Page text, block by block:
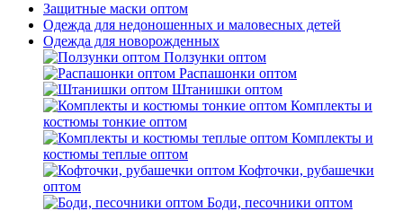
Защитные маски оптом
Одежда для недоношенных и маловесных детей
Одежда для новорожденных
Ползунки оптом
Распашонки оптом
Штанишки оптом
Комплекты и
костюмы тонкие оптом
Комплекты и
костюмы теплые оптом
Кофточки, рубашечки
оптом
Боди, песочники оптом